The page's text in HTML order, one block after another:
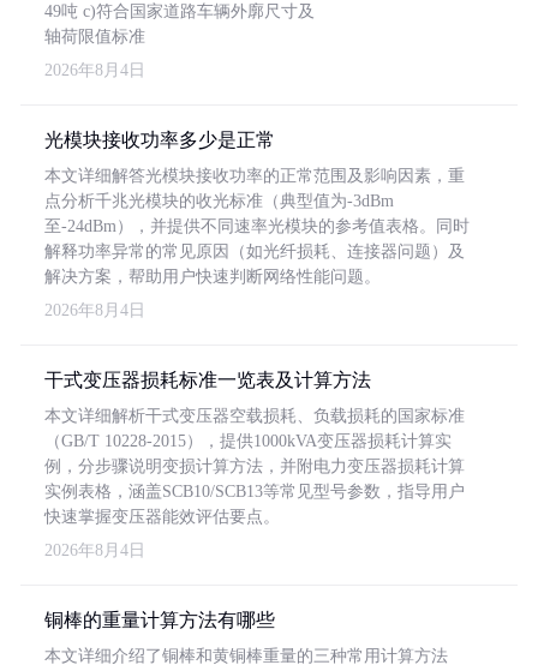
49吨 c)符合国家道路车辆外廓尺寸及
轴荷限值标准
2026年8月4日
光模块接收功率多少是正常
本文详细解答光模块接收功率的正常范围及影响因素，重
点分析千兆光模块的收光标准（典型值为-3dBm
至-24dBm），并提供不同速率光模块的参考值表格。同时
解释功率异常的常见原因（如光纤损耗、连接器问题）及
解决方案，帮助用户快速判断网络性能问题。
2026年8月4日
干式变压器损耗标准一览表及计算方法
本文详细解析干式变压器空载损耗、负载损耗的国家标准
（GB/T 10228-2015），提供1000kVA变压器损耗计算实
例，分步骤说明变损计算方法，并附电力变压器损耗计算
实例表格，涵盖SCB10/SCB13等常见型号参数，指导用户
快速掌握变压器能效评估要点。
2026年8月4日
铜棒的重量计算方法有哪些
本文详细介绍了铜棒和黄铜棒重量的三种常用计算方法